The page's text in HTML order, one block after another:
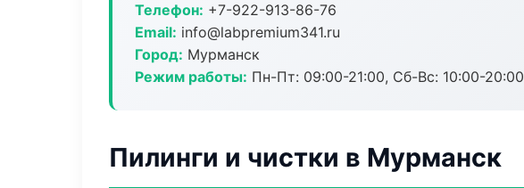
Телефон: +7-922-913-86-76
Email: info@labpremium341.ru
Город: Мурманск
Режим работы: Пн-Пт: 09:00-21:00, Сб-Вс: 10:00-20:00
Пилинги и чистки в Мурманск